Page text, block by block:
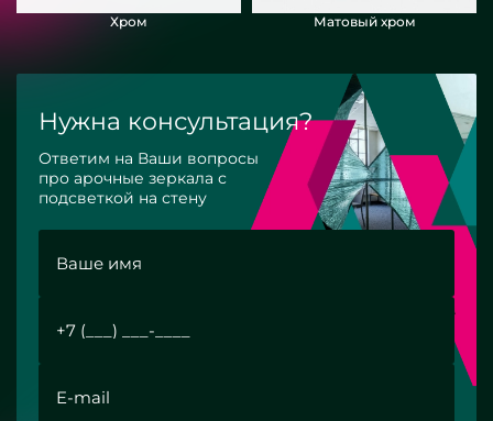
Хром Матовый хром
Нужна консультация?
Ответим на Ваши вопросы
про арочные зеркала с
подсветкой на стену